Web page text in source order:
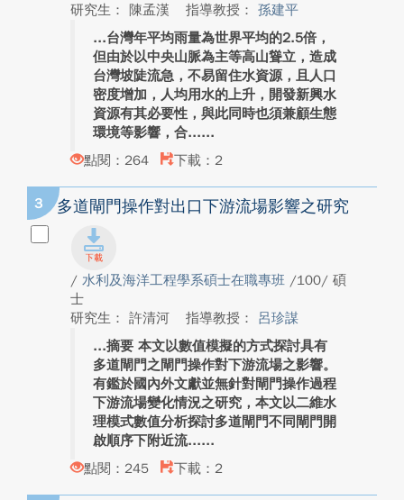
研究生： 陳孟漢
指導教授： 孫建平
台灣年平均雨量為世界平均的2.5倍，
但由於以中央山脈為主等高山聳立，造成
台灣坡陡流急，不易留住水資源，且人口
密度增加，人均用水的上升，開發新興水
資源有其必要性，與此同時也須兼顧生態
環境等影響，合...
點閱：264
下載：2
3 多道閘門操作對出口下游流場影響之研究
/ 水利及海洋工程學系碩士在職專班 /100/ 碩
士
研究生： 許清河
指導教授： 呂珍謀
摘要 本文以數值模擬的方式探討具有
多道閘門之閘門操作對下游流場之影響。
有鑑於國內外文獻並無針對閘門操作過程
下游流場變化情況之研究，本文以二維水
理模式數值分析探討多道閘門不同閘門開
啟順序下附近流...
點閱：245
下載：2